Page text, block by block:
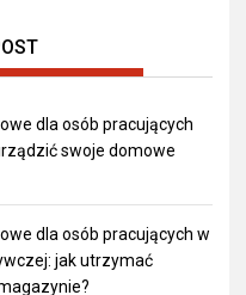
dla osób pracujących
swoje domowe
dla osób pracujących w
jak utrzymać